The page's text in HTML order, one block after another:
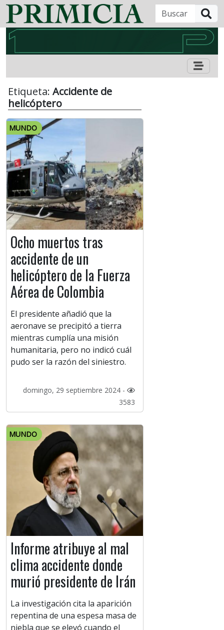
Etiqueta: Accidente de
helicóptero
MUNDO
Ocho muertos tras
accidente de un
helicóptero de la Fuerza
Aérea de Colombia
El presidente añadió que la
aeronave se precipitó a tierra
mientras cumplía una misión
humanitaria, pero no indicó cuál
pudo ser la razón del siniestro.
domingo, 29 septiembre 2024 -
3583
MUNDO
Informe atribuye al mal
clima accidente donde
murió presidente de Irán
La investigación cita la aparición
repentina de una espesa masa de
niebla que se elevó cuando el